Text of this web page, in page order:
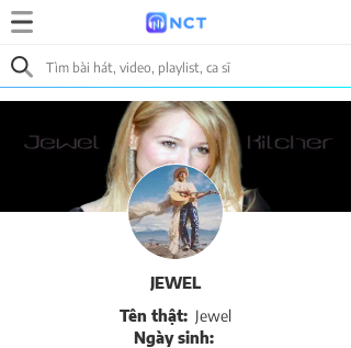
JEWEL
Tên thật: Jewel
Ngày sinh: